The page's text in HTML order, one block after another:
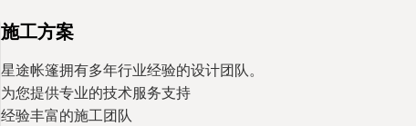
施工方案
星途帐篷拥有多年行业经验的设计团队。
为您提供专业的技术服务支持
经验丰富的施工团队